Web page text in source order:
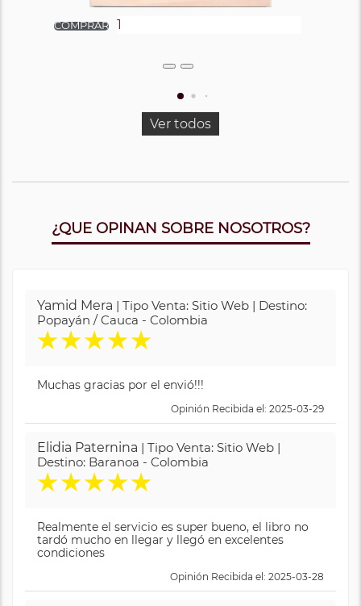
Ver todos
¿QUE OPINAN SOBRE NOSOTROS?
Yamid Mera | Tipo Venta: Sitio Web | Destino:
Popayán / Cauca - Colombia
★★★★★
Muchas gracias por el envió!!!
Opinión Recibida el: 2025-03-29
Elidia Paternina | Tipo Venta: Sitio Web |
Destino: Baranoa - Colombia
★★★★★
Realmente el servicio es super bueno, el libro no
tardó mucho en llegar y llegó en excelentes
condiciones
Opinión Recibida el: 2025-03-28